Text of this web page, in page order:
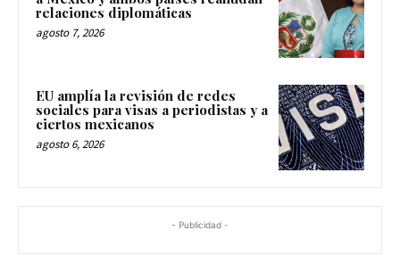
relaciones diplomáticas
agosto 7, 2026
EU amplía la revisión de redes
sociales para visas a periodistas y a
ciertos mexicanos
agosto 6, 2026
- Publicidad -